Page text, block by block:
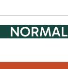
NORMAL